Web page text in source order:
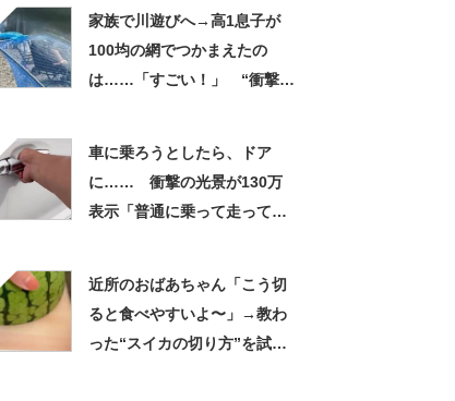
家族で川遊びへ→高1息子が
100均の網でつかまえたの
は……「すごい！」 “衝撃の
車に乗ろうとしたら、ドア
に…… 衝撃の光景が130万
表示「普通に乗って走ってた
近所のおばあちゃん「こう切
ると食べやすいよ〜」→教わ
った“スイカの切り方”を試し